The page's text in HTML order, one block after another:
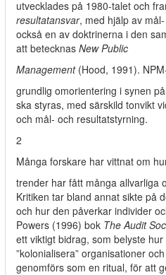
utvecklades på 1980-talet och
resultatansvar, med hjälp av
också en av doktrinerna i den
att betecknas New Public
Management(Hood, 1991).
grundlig omorientering i synen
ska styras, med särskild tonvikt
och mål- och resultatstyrning.
2
Många forskare har vittnat om
trender har fått många allvarliga
Kritiken tar bland annat sikte på
och hur den påverkar individer
Powers (1996) bok The Audit
ett viktigt bidrag, som belyste
”kolonialisera” organisationer
genomförs som en ritual, för att